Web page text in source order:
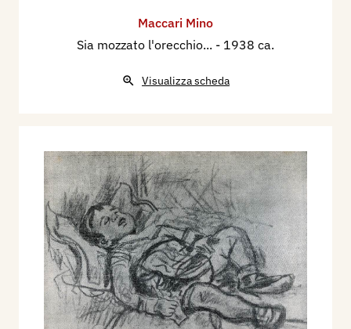
Maccari Mino
Sia mozzato l'orecchio... - 1938 ca.
Visualizza scheda